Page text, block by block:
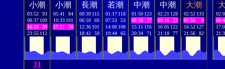
小潮
03:52
93
08:37 109
16:18
39
23:55 112
小潮
05:41
84
10:33 101
17:31
50
長潮
00:39 115
06:59
69
12:36 101
18:42
59
若潮
01:17 118
07:53
53
14:06 108
19:44
65
中潮
01:50 123
08:36
37
15:11 116
20:34
71
中潮
02:21 128
09:16
22
16:05 122
21:18
77
大潮
02:52 133
09:55
9
16:52 127
21:56
82
31